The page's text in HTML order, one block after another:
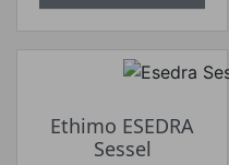
Ethimo ESEDRA
Sessel